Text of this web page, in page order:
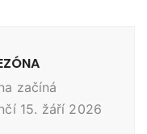
začíná
15. žáří 2026